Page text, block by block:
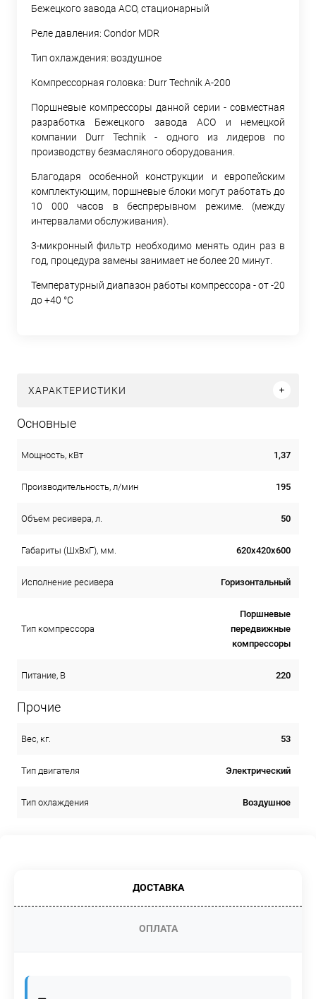
Бежецкого завода АСО, стационарный
Реле давления: Condor MDR
Тип охлаждения: воздушное
Компрессорная головка: Durr Technik А-200
Поршневые компрессоры данной серии - совместная
разработка Бежецкого завода АСО и немецкой
компании Durr Technik - одного из лидеров по
производству безмасляного оборудования.
Благодаря особенной конструкции и европейским
комплектующим, поршневые блоки могут работать до
10 000 часов в беспрерывном режиме. (между
интервалами обслуживания).
3-микронный фильтр необходимо менять один раз в
год, процедура замены занимает не более 20 минут.
Температурный диапазон работы компрессора - от -20
до +40 °C
ХАРАКТЕРИСТИКИ
Основные
Мощность, кВт 1,37
Производительность, л/мин 195
Объем ресивера, л. 50
Габариты (ШхВхГ), мм. 620х420х600
Исполнение ресивера Горизонтальный
Тип компрессора
Поршневые
передвижные
компрессоры
Питание, В 220
Прочие
Вес, кг. 53
Тип двигателя Электрический
Тип охлаждения Воздушное
ДОСТАВКА
ОПЛАТА